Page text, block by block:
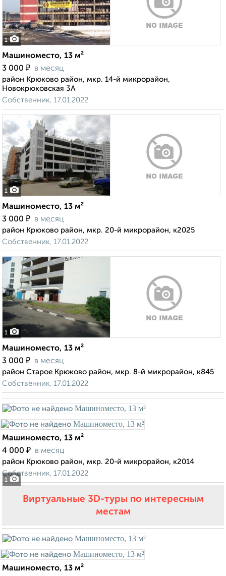
1
Машиноместо, 13 м²
3 000 ₽ в месяц
район Крюково район, мкр. 14-й микрорайон,
Новокрюковская 3А
Собственник, 17.01.2022
1
Машиноместо, 13 м²
3 000 ₽ в месяц
район Крюково район, мкр. 20-й микрорайон, к2025
Собственник, 17.01.2022
1
Машиноместо, 13 м²
3 000 ₽ в месяц
район Старое Крюково район, мкр. 8-й микрорайон, к845
Собственник, 17.01.2022
1
Машиноместо, 13 м²
4 000 ₽ в месяц
район Крюково район, мкр. 20-й микрорайон, к2014
Собственник, 17.01.2022
Виртуальные 3D-туры по интересным
местам
Машиноместо, 13 м²